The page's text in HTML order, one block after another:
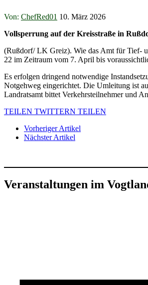
Von: ChefRed01 10. März 2026
Vollsperrung auf der Kreisstraße in
(Rußdorf/ LK Greiz). Wie das Amt für Tief-
22 im Zeitraum vom 7. April bis
Es erfolgen dringend notwendige
Notgehweg eingerichtet. Die Umleitung ist
Landratsamt bittet Verkehrsteilnehmer und
TEILEN TWITTERN TEILEN
Vorheriger Artikel
Nächster Artikel
Veranstaltungen im